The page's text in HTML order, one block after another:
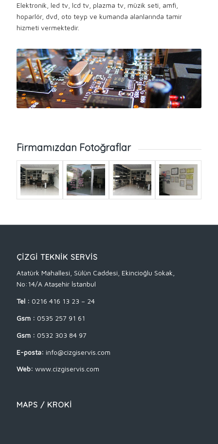
Elektronik, led tv, lcd tv, plazma tv, müzik seti, amfi,
hoparlör, dvd, oto teyp ve kumanda alanlarında tamir
hizmeti vermektedir.
Firmamızdan Fotoğraflar
ÇİZGİ TEKNİK SERVİS
Atatürk Mahallesi, Sülün Caddesi, Ekincioğlu Sokak,
No:14/A Ataşehir İstanbul
Tel : 0216 416 13 23 – 24
Gsm : 0535 257 91 61
Gsm : 0532 303 84 97
E-posta: info@cizgiservis.com
Web: www.cizgiservis.com
MAPS / KROKİ